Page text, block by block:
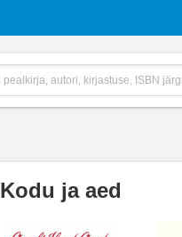
Kodu ja aed